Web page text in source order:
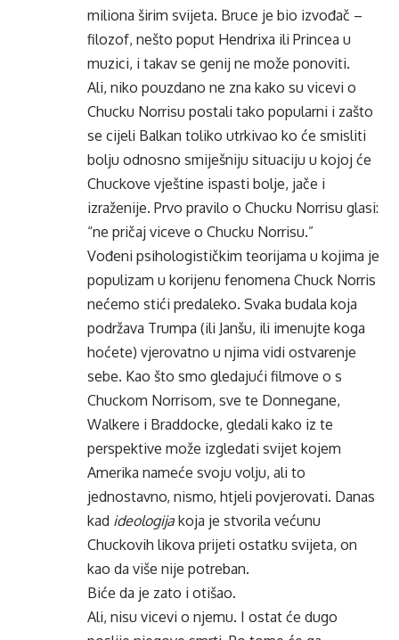
miliona širim svijeta. Bruce je bio izvođač –
filozof, nešto poput Hendrixa ili Princea u
muzici, i takav se genij ne može ponoviti.
Ali, niko pouzdano ne zna kako su vicevi o
Chucku Norrisu postali tako popularni i zašto
se cijeli Balkan toliko utrkivao ko će smisliti
bolju odnosno smiješniju situaciju u kojoj će
Chuckove vještine ispasti bolje, jače i
izraženije. Prvo pravilo o Chucku Norrisu glasi:
“ne pričaj viceve o Chucku Norrisu.”
Vođeni psihologističkim teorijama u kojima je
populizam u korijenu fenomena Chuck Norris
nećemo stići predaleko. Svaka budala koja
podržava Trumpa (ili Janšu, ili imenujte koga
hoćete) vjerovatno u njima vidi ostvarenje
sebe. Kao što smo gledajući filmove o s
Chuckom Norrisom, sve te Donnegane,
Walkere i Braddocke, gledali kako iz te
perspektive može izgledati svijet kojem
Amerika nameće svoju volju, ali to
jednostavno, nismo, htjeli povjerovati. Danas
kad ideologija koja je stvorila većunu
Chuckovih likova prijeti ostatku svijeta, on
kao da više nije potreban.
Biće da je zato i otišao.
Ali, nisu vicevi o njemu. I ostat će dugo